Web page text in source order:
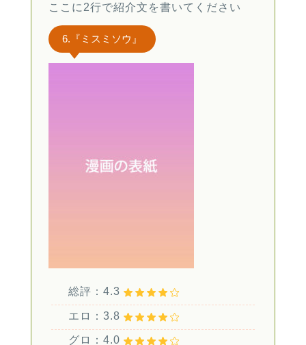
ここに2行で紹介文を書いてください
6.『ミスミソウ』
総評：4.3
エロ：3.8
グロ：4.0